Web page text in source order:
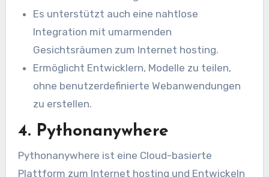
Es unterstützt auch eine nahtlose
Integration mit umarmenden
Gesichtsräumen zum Internet hosting.
Ermöglicht Entwicklern, Modelle zu teilen,
ohne benutzerdefinierte Webanwendungen
zu erstellen.
4. Pythonanywhere
Pythonanywhere ist eine Cloud-basierte
Plattform zum Internet hosting und Entwickeln